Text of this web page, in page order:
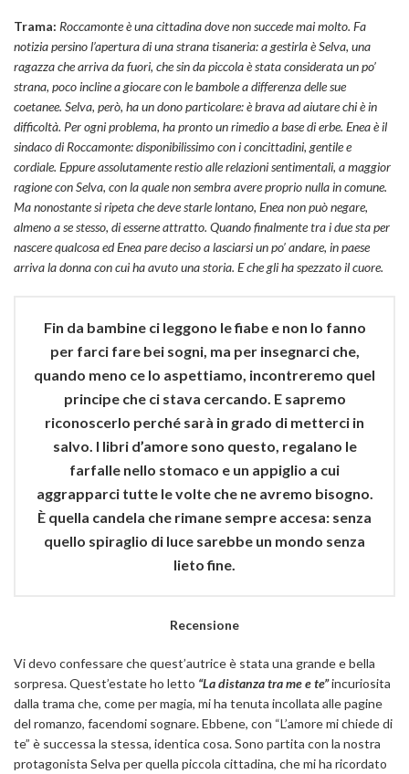
Trama: Roccamonte è una cittadina dove non succede mai molto. Fa
notizia persino l’apertura di una strana tisaneria: a gestirla è Selva, una
ragazza che arriva da fuori, che sin da piccola è stata considerata un po’
strana, poco incline a giocare con le bambole a differenza delle sue
coetanee. Selva, però, ha un dono particolare: è brava ad aiutare chi è in
difficoltà. Per ogni problema, ha pronto un rimedio a base di erbe. Enea è il
sindaco di Roccamonte: disponibilissimo con i concittadini, gentile e
cordiale. Eppure assolutamente restio alle relazioni sentimentali, a maggior
ragione con Selva, con la quale non sembra avere proprio nulla in comune.
Ma nonostante si ripeta che deve starle lontano, Enea non può negare,
almeno a se stesso, di esserne attratto. Quando finalmente tra i due sta per
nascere qualcosa ed Enea pare deciso a lasciarsi un po’ andare, in paese
arriva la donna con cui ha avuto una storia. E che gli ha spezzato il cuore.
Fin da bambine ci leggono le fiabe e non lo fanno
per farci fare bei sogni, ma per insegnarci che,
quando meno ce lo aspettiamo, incontreremo quel
principe che ci stava cercando. E sapremo
riconoscerlo perché sarà in grado di metterci in
salvo. I libri d’amore sono questo, regalano le
farfalle nello stomaco e un appiglio a cui
aggrapparci tutte le volte che ne avremo bisogno.
È quella candela che rimane sempre accesa: senza
quello spiraglio di luce sarebbe un mondo senza
lieto fine.
Recensione
Vi devo confessare che quest’autrice è stata una grande e bella
sorpresa. Quest’estate ho letto “La distanza tra me e te”incuriosita
dalla trama che, come per magia, mi ha tenuta incollata alle pagine
del romanzo, facendomi sognare. Ebbene, con “L’amore mi chiede di
te” è successa la stessa, identica cosa. Sono partita con la nostra
protagonista Selva per quella piccola cittadina, che mi ha ricordato